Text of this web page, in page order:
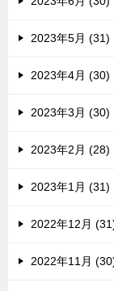
2023年5月 (31)
2023年4月 (30)
2023年3月 (30)
2023年2月 (28)
2023年1月 (31)
2022年12月
2022年11月